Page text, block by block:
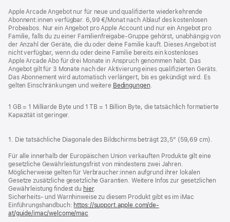
Apple Arcade Angebot nur für neue und qualifizierte wiederkehrende
Abonnent:innen verfügbar. 6,99 €/Monat nach Ablauf des kostenlosen
Probeabos. Nur ein Angebot pro Apple Account und nur ein Angebot pro
Familie, falls du zu einer Familienfreigabe-Gruppe gehörst, unabhängig von
der Anzahl der Geräte, die du oder deine Familie kauft. Dieses Angebot ist
nicht verfügbar, wenn du oder deine Familie bereits ein kostenloses
Apple Arcade Abo für drei Monate in Anspruch genommen habt. Das
Angebot gilt für 3 Monate nach der Aktivierung eines qualifizierten Geräts.
Das Abonnement wird automatisch verlängert, bis es gekündigt wird. Es
gelten Einschränkungen und weitere Bedingungen.
1 GB = 1 Milliarde Byte und 1 TB = 1 Billion Byte, die tatsächlich formatierte
Kapazität ist geringer.
1. Die tatsächliche Diagonale des Bildschirms beträgt 23,5" (59,69 cm).
Für alle innerhalb der Europäischen Union verkauften Produkte gilt eine
gesetzliche Gewährleistungsfrist von mindestens zwei Jahren.
Möglicherweise gelten für Verbraucher:innen aufgrund ihrer lokalen
Gesetze zusätzliche gesetzliche Garantien. Weitere Infos zur gesetzlichen
Gewährleistung findest du hier.
Sicherheits- und Warnhinweise zu diesem Produkt gibt es im iMac
Einführungshandbuch: https://support.apple.com/de-
at/guide/imac/welcome/mac